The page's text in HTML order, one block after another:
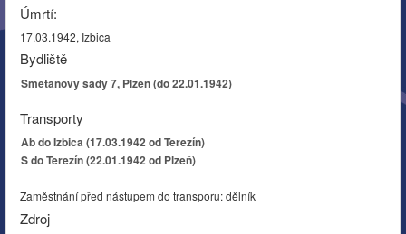
Úmrtí:
17.03.1942, Izbica
Bydliště
Smetanovy sady 7, Plzeň (do 22.01.1942)
Transporty
Ab do Izbica (17.03.1942 od Terezín)
S do Terezín (22.01.1942 od Plzeň)
Zaměstnání před nástupem do transporu: dělník
Zdroj